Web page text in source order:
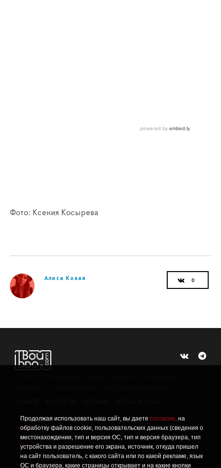
Продолжая использовать наш сайт, вы даете согласие. на
обработку файлов cookie, пользовательских данных (сведения о
местонахождении, тип и версия ОС, тип и версия браузера, тип
устройства и разрешение его экрана, источник, откуда пришел
на сайт пользователь, с какого сайта или по какой рекламе, язык
ОС и браузера, какие страницы открывает и на какие кнопки
Фото: Ксения Косырева
Алиса Кокая
! Политика конфиденциальности
! Информация о проведении СОУТ
Данный сайт не предназначен для просмотра лицам
младше 16 лет.